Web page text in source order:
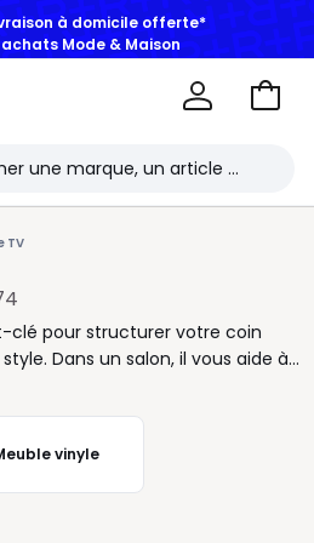
-50% dès 2 articles*
Aller
TV
clé pour structurer votre coin
Dans un salon, il vous aide à
en habillant l’espace avec
design épuré en blanc, un modèle
plus contemporaine en noir,
et valorise votre pièce à vivre.
un bon meuble TV offre des
vinyle